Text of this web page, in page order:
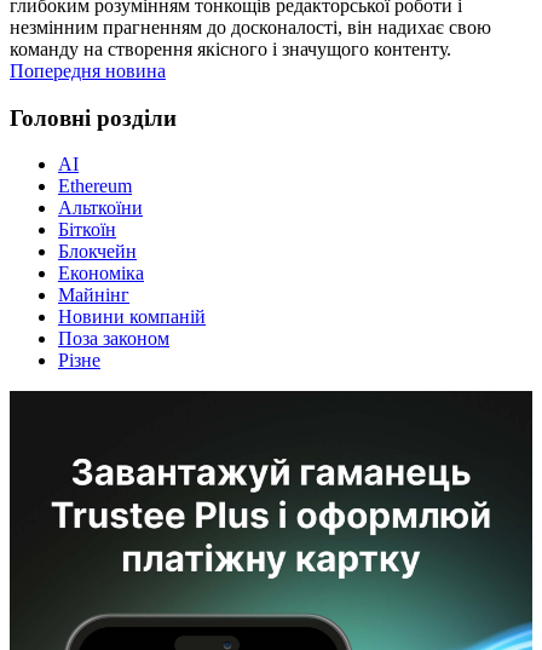
глибоким розумінням тонкощів редакторської роботи і
незмінним прагненням до досконалості, він надихає свою
команду на створення якісного і значущого контенту.
Попередня новина
Головні розділи
AI
Ethereum
Альткоїни
Біткоїн
Блокчейн
Економіка
Майнінг
Новини компаній
Поза законом
Різне